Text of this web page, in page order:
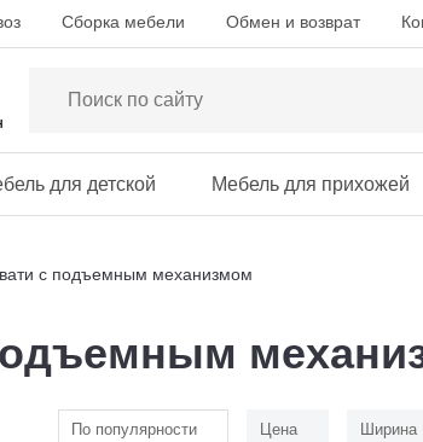
Сборка мебели Обмен и возврат
для детской Мебель для прихожей
с подъемным механизмом
По популярности Цена Ширина